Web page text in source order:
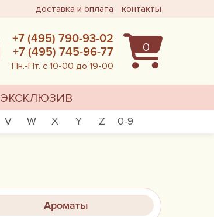
доставка и оплата контакты
0
+7 (495) 790-93-02
+7 (495) 745-96-77
Пн.-Пт. с 10-00 до 19-00
ЭКСКЛЮЗИВ
V W X Y Z 0-9
Ароматы